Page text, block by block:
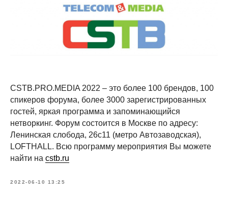
CSTB.PRO.MEDIA 2022 – это более 100 брендов, 100
спикеров форума, более 3000 зарегистрированных
гостей, яркая программа и запоминающийся
нетворкинг. Форум состоится в Москве по адресу:
Ленинская слобода, 26с11 (метро Автозаводская),
LOFTHALL. Всю программу мероприятия Вы можете
найти на cstb.ru
2022-06-10 13:25